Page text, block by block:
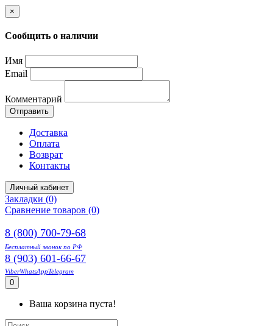
×
Сообщить о наличии
Имя
Email
Комментарий
Отправить
Доставка
Оплата
Возврат
Контакты
Личный кабинет
Закладки (0)
Сравнение товаров (0)
8 (800) 700-79-68
Бесплатный звонок по РФ
8 (903) 601-66-67
ViberWhatsAppTelegram
0
Ваша корзина пуста!